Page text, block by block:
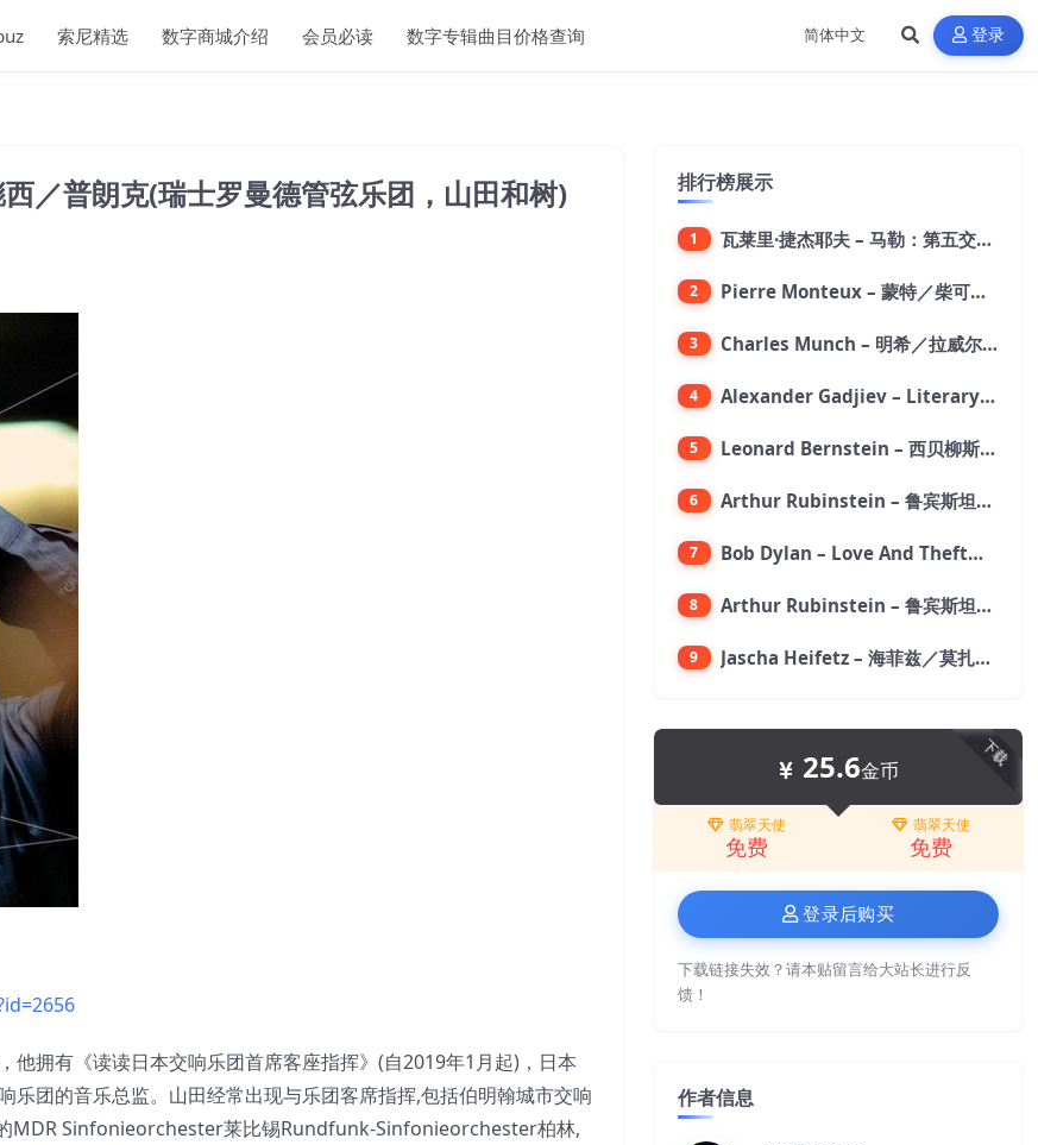
索尼精选 数字商城介绍 会员必读 数字专辑曲目价格查询 登录
／普朗克(瑞士罗曼德管弦乐团，山田和树)
拥有《读读日本交响乐团首席客座指挥》(自2019年1月起)，日本
团的音乐总监。山田经常出现与乐团客席指挥,包括伯明翰城市交响
MDR Sinfonieorchester莱比锡Rundfunk-Sinfonieorchester柏林,
排行榜展示
1 瓦莱里·捷杰耶夫 – 马勒：第五交响曲【96kHz／24bit】
2 Pierre Monteux – 蒙特／柴可夫斯基：第六交响曲【176.4kHz／24bit】
3 Charles Munch – 明希／拉威尔：波莱罗舞曲【176.4kHz／24bit】
4 Alexander Gadjiev – Literary Fantasies【FLAC 192】
5 Leonard Bernstein – 西贝柳斯：芬兰颂／格里格：培尔·金特组曲【44.1kHz／24bit】
6 Arthur Rubinstein – 鲁宾斯坦／勃拉姆斯：第一钢琴协奏曲【176.4kHz／24bit】
7 Bob Dylan – Love And Theft【96kHz／24bit】
8 Arthur Rubinstein – 鲁宾斯坦／贝多芬：月光,悲怆,热情,告别钢琴奏鸣曲【176.4kHz／24bit】
9 Jascha Heifetz – 海菲兹／莫扎特：第四小提琴协奏曲，第五小提琴协奏曲《土耳其》／维瓦尔第：小提琴与大提琴协奏曲，RV 547【192kHz／24bit】
下载
25.6金币
翡翠天使
免费
翡翠天使
免费
登录后购买
下载链接失效？请本贴留言给大站长进行反
馈！
作者信息